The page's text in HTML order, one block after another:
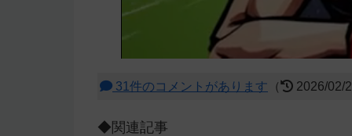
31件のコメントがあります （ 2026/02/
◆関連記事